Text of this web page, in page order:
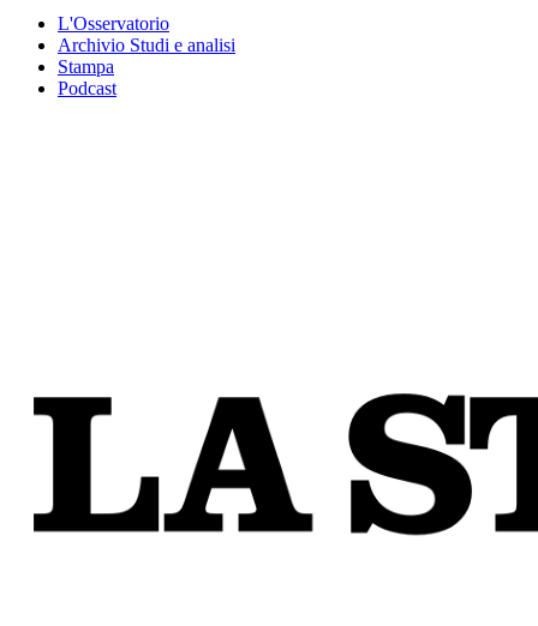
L'Osservatorio
Archivio Studi e analisi
Stampa
Podcast